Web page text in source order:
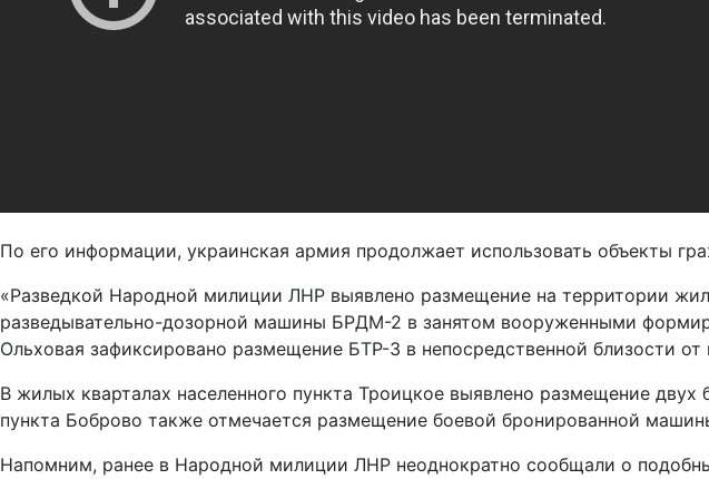
По его информации, украинская армия продолжает использовать объекты
«Разведкой Народной милиции ЛНР выявлено размещение на территории
разведывательно-дозорной машины БРДМ-2 в занятом вооруженными
Ольховая зафиксировано размещение БТР-3 в непосредственной близости от
В жилых кварталах населенного пункта Троицкое выявлено размещение
пункта Боброво также отмечается размещение боевой бронированной
Напомним, ранее в Народной милиции ЛНР неоднократно сообщали о